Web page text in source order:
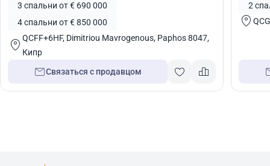
3 спальни от € 690 000
4 спальни от € 850 000
QCFF+6HF, Dimitriou Mavrogenous, Paphos 8047,
Кипр
Связаться с продавцом
2